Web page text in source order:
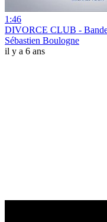
1:46
DIVORCE CLUB -
Sébastien Boulogne
il y a 6 ans